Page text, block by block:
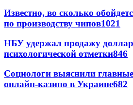
Известно, во сколько
по производству чипов1021
НБУ удержал продажу
психологической отметки846
Социологи выяснили
онлайн-казино в Украине682